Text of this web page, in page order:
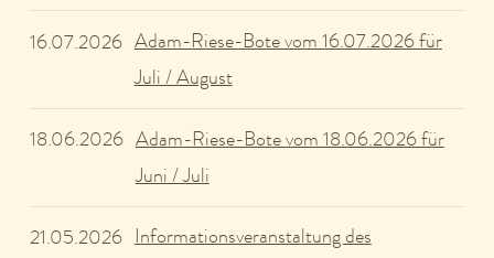
16.07.2026 Adam-Riese-Bote vom 16.07.2026 für
Juli / August
18.06.2026 Adam-Riese-Bote vom 18.06.2026 für
Juni / Juli
21.05.2026 Informationsveranstaltung des